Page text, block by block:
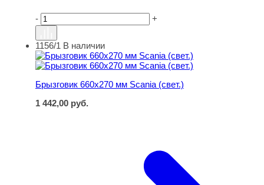
- +
Брызговик 660х270 мм Scania (свет.)
1156/1 В наличии
Брызговик 660х270 мм Scania (свет.)
1 442,00 руб.